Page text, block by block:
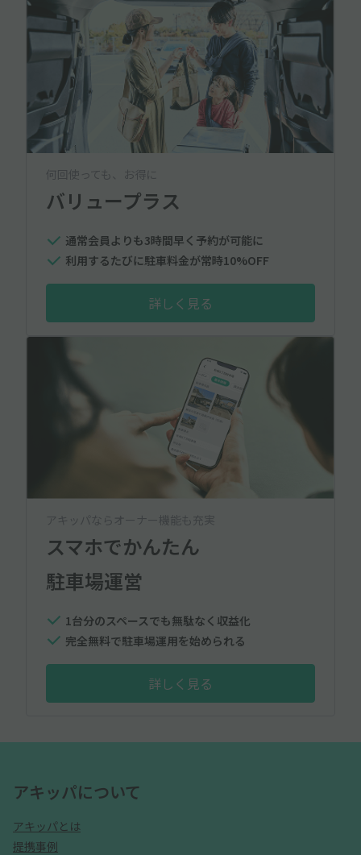
何回使っても、お得に
バリュープラス
通常会員よりも3時間早く予約が可能に
利用するたびに駐車料金が常時10%OFF
詳しく見る
アキッパならオーナー機能も充実
スマホでかんたん
駐車場運営
1台分のスペースでも無駄なく収益化
完全無料で駐車場運用を始められる
詳しく見る
アキッパについて
アキッパとは
提携事例